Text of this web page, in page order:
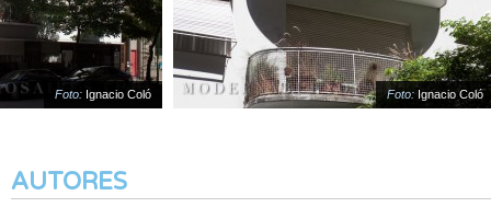
Foto:Ignacio Coló Foto:Ignacio Coló
AUTORES